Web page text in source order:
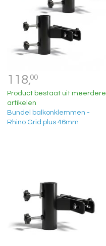
118,00
Product bestaat uit meerdere
artikelen
Bundel balkonklemmen -
Rhino Grid plus 46mm